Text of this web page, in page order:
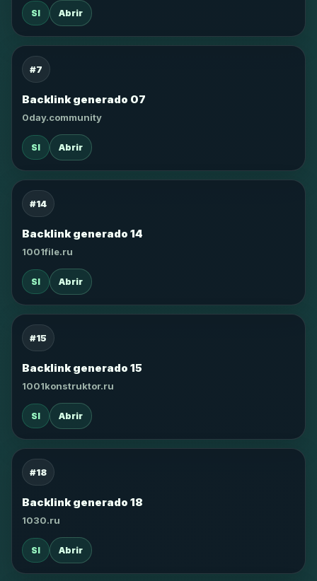
SI Abrir
#7
Backlink generado 07
0day.community
SI Abrir
#14
Backlink generado 14
1001file.ru
SI Abrir
#15
Backlink generado 15
1001konstruktor.ru
SI Abrir
#18
Backlink generado 18
1030.ru
SI Abrir